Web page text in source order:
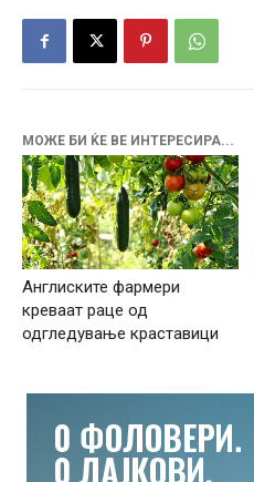
МОЖЕ БИ ЌЕ ВЕ ИНТЕРЕСИРА...
Англиските фармери
креваат раце од
одгледување краставици